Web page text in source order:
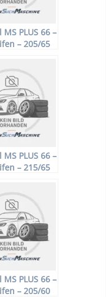
PLUS 66 –
– 205/65
PLUS 66 –
– 215/65
PLUS 66 –
– 205/60